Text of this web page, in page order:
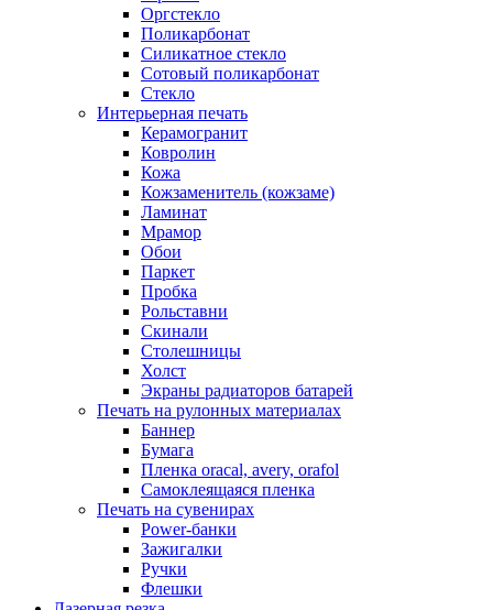
Оргстекло
Поликарбонат
Силикатное стекло
Сотовый поликарбонат
Стекло
Интерьерная печать
Керамогранит
Ковролин
Кожа
Кожзаменитель (кожзаме)
Ламинат
Мрамор
Обои
Паркет
Пробка
Рольставни
Скинали
Столешницы
Холст
Экраны радиаторов батарей
Печать на рулонных материалах
Баннер
Бумага
Пленка oracal, avery, orafol
Самоклеящаяся пленка
Печать на сувенирах
Power-банки
Зажигалки
Ручки
Флешки